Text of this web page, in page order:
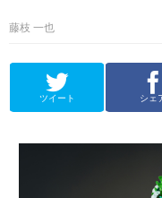
藤枝 一也
ツイート シェ